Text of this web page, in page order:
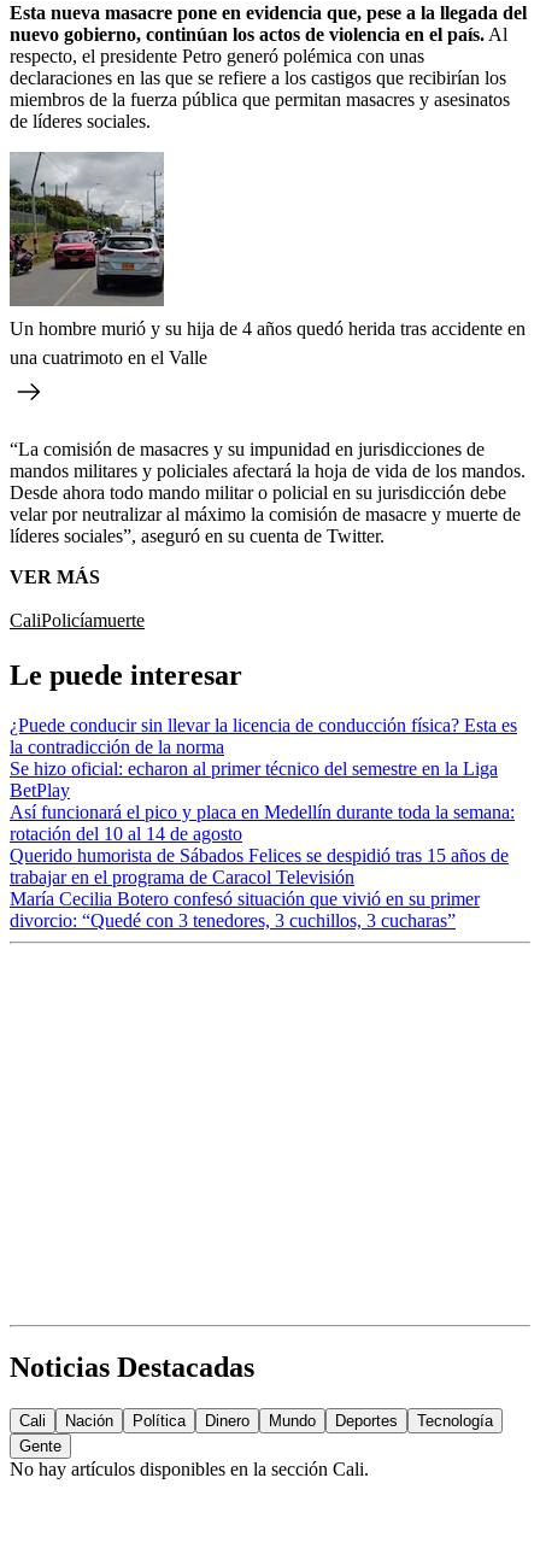
Esta nueva masacre pone en evidencia que, pese a la llegada del
nuevo gobierno, continúan los actos de violencia en el país. Al
respecto, el presidente Petro generó polémica con unas
declaraciones en las que se refiere a los castigos que recibirían los
miembros de la fuerza pública que permitan masacres y asesinatos
de líderes sociales.
Un hombre murió y su hija de 4 años quedó herida tras accidente en
una cuatrimoto en el Valle
“La comisión de masacres y su impunidad en jurisdicciones de
mandos militares y policiales afectará la hoja de vida de los mandos.
Desde ahora todo mando militar o policial en su jurisdicción debe
velar por neutralizar al máximo la comisión de masacre y muerte de
líderes sociales”, aseguró en su cuenta de Twitter.
VER MÁS
CaliPolicíamuerte
Le puede interesar
¿Puede conducir sin llevar la licencia de conducción física? Esta es
la contradicción de la norma
Se hizo oficial: echaron al primer técnico del semestre en la Liga
BetPlay
Así funcionará el pico y placa en Medellín durante toda la semana:
rotación del 10 al 14 de agosto
Querido humorista de Sábados Felices se despidió tras 15 años de
trabajar en el programa de Caracol Televisión
María Cecilia Botero confesó situación que vivió en su primer
divorcio: “Quedé con 3 tenedores, 3 cuchillos, 3 cucharas”
Noticias Destacadas
Cali Nación Política Dinero Mundo Deportes
Tecnología
Gente
No hay artículos disponibles en la sección Cali.